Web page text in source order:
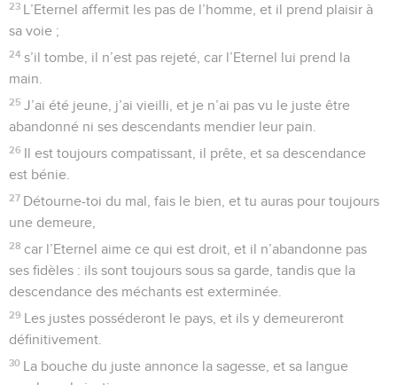
23
L’Eternel affermit les pas de l’homme, et il prend plaisir à
sa voie ;
24 s’il tombe, il n’est pas rejeté, car l’Eternel lui prend la
main.
25 J’ai été jeune, j’ai vieilli, et je n’ai pas vu le juste être
abandonné ni ses descendants mendier leur pain.
26
Il est toujours compatissant, il prête, et sa descendance
est bénie.
27 Détourne-toi du mal, fais le bien, et tu auras pour toujours
une demeure,
28 car l’Eternel aime ce qui est droit, et il n’abandonne pas
ses fidèles : ils sont toujours sous sa garde, tandis que la
descendance des méchants est exterminée.
29
Les justes posséderont le pays, et ils y demeureront
définitivement.
30
La bouche du juste annonce la sagesse, et sa langue